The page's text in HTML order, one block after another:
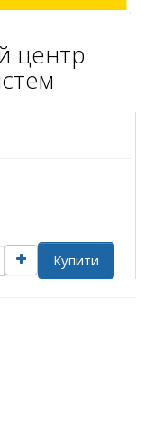
центр
Купити